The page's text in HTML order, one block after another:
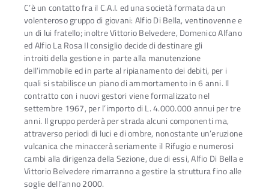
C’è un contatto fra il C.A.I. ed una società formata da un
volenteroso gruppo di giovani: Alfio Di Bella, ventinovenne e
un di lui fratello; inoltre Vittorio Belvedere, Domenico Alfano
ed Alfio La Rosa Il consiglio decide di destinare gli
introiti della gestione in parte alla manutenzione
dell’immobile ed in parte al ripianamento dei debiti, per i
quali si stabilisce un piano di ammortamento in 6 anni. Il
contratto con i nuovi gestori viene formalizzato nel
settembre 1967, per l’importo di L. 4.000.000 annui per tre
anni. Il gruppo perderà per strada alcuni componenti ma,
attraverso periodi di luci e di ombre, nonostante un’eruzione
vulcanica che minaccerà seriamente il Rifugio e numerosi
cambi alla dirigenza della Sezione, due di essi, Alfio Di Bella e
Vittorio Belvedere rimarranno a gestire la struttura fino alle
soglie dell’anno 2000.